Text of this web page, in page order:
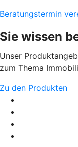
Beratungstermin
Sie wissen
Unser
zum Thema
Zu den Produkten